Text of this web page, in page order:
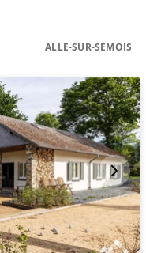
ALLE-SUR-SEMOIS